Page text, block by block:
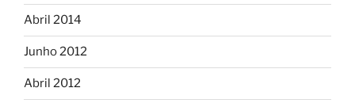
Abril 2014
Junho 2012
Abril 2012